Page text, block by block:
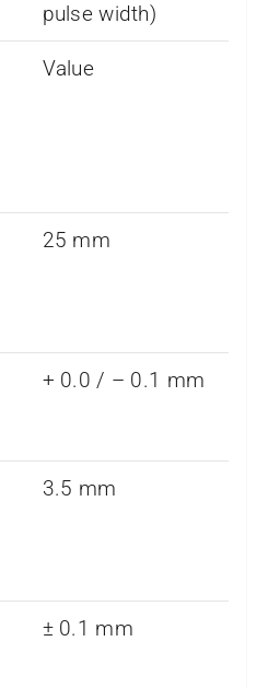
pulse width)
Value
25 mm
+ 0.0 / – 0.1 mm
3.5 mm
± 0.1 mm